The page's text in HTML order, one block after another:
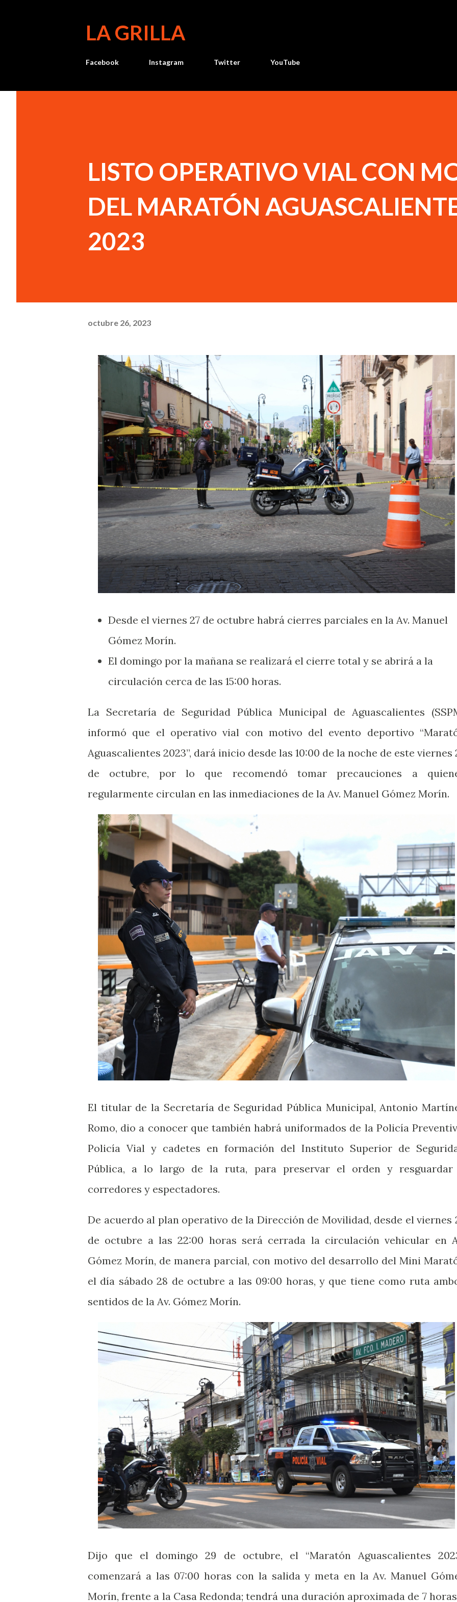
LA GRILLA
Facebook Instagram Twitter YouTube
LISTO OPERATIVO VIAL CON
DEL MARATÓN
2023
octubre 26, 2023
Desde el viernes 27 de octubre habrá cierres parciales en la Av. Manuel
Gómez Morín.
El domingo por la mañana se realizará el cierre total y se abrirá a la
circulación cerca de las 15:00 horas.
La Secretaría de Seguridad Pública Municipal de Aguascalientes
informó que el operativo vial con motivo del evento deportivo
Aguascalientes 2023”, dará inicio desde las 10:00 de la noche de este viernes
de octubre, por lo que recomendó tomar precauciones a
regularmente circulan en las inmediaciones de la Av. Manuel Gómez Morín.
El titular de la Secretaría de Seguridad Pública Municipal, Antonio
Romo, dio a conocer que también habrá uniformados de la Policía
Policía Vial y cadetes en formación del Instituto Superior de
Pública, a lo largo de la ruta, para preservar el orden y resguardar
corredores y espectadores.
De acuerdo al plan operativo de la Dirección de Movilidad, desde el viernes
de octubre a las 22:00 horas será cerrada la circulación vehicular en
Gómez Morín, de manera parcial, con motivo del desarrollo del Mini
el día sábado 28 de octubre a las 09:00 horas, y que tiene como ruta
sentidos de la Av. Gómez Morín.
Dijo que el domingo 29 de octubre, el “Maratón Aguascalientes
comenzará a las 07:00 horas con la salida y meta en la Av. Manuel
Morín, frente a la Casa Redonda; tendrá una duración aproximada de 7